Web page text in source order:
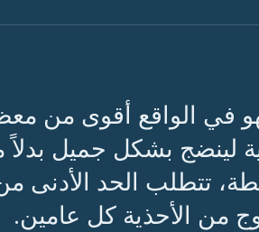
الواقع أقوى من
لينضج بشكل جميل
تتطلب الحد الأدنى
من الأحذية كل عامين.